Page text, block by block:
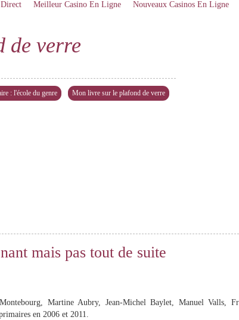
Meilleur Casino En Ligne Nouveaux Casinos En Ligne
de verre
mais pas tout de suite
Martine Aubry, Jean-Michel Baylet, Manuel Valls,
en 2006 et 2011.
: l'école du genre Mon livre sur le plafond de verre